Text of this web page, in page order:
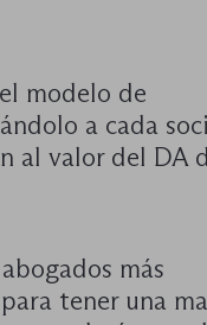
modelo de
a cada
al valor del DA
más
tener una